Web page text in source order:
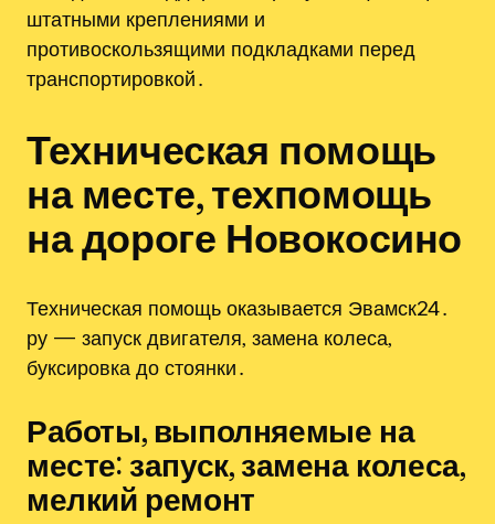
штатными креплениями и
противоскользящими подкладками перед
транспортировкой․
Техническая помощь
на месте, техпомощь
на дороге Новокосино
Техническая помощь оказывается Эвамск24․
ру — запуск двигателя‚ замена колеса‚
буксировка до стоянки․
Работы‚ выполняемые на
месте: запуск‚ замена колеса‚
мелкий ремонт